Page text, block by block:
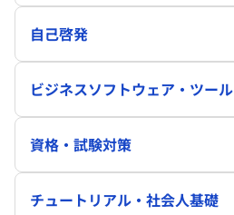
自己啓発
ビジネスソフトウェア・ツール
資格・試験対策
チュートリアル・社会人基礎